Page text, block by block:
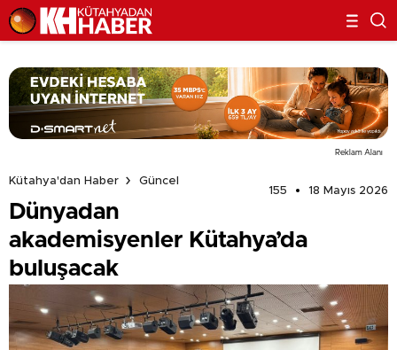
Reklam Alanı
Kütahya'dan Haber
Güncel
155
18 Mayıs 2026
Dünyadan
akademisyenler Kütahya’da
buluşacak